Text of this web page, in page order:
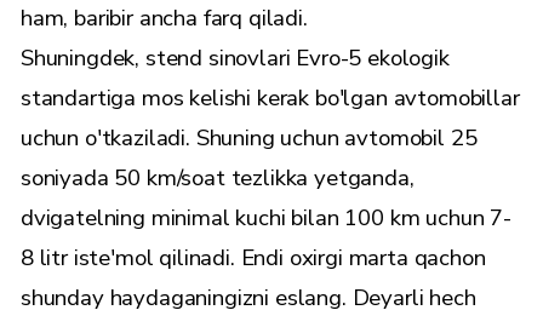
ham, baribir ancha farq qiladi.
Shuningdek, stend sinovlari Evro-5 ekologik
standartiga mos kelishi kerak bo'lgan avtomobillar
uchun o'tkaziladi. Shuning uchun avtomobil 25
soniyada 50 km/soat tezlikka yetganda,
dvigatelning minimal kuchi bilan 100 km uchun 7-
8 litr iste'mol qilinadi. Endi oxirgi marta qachon
shunday haydaganingizni eslang. Deyarli hech